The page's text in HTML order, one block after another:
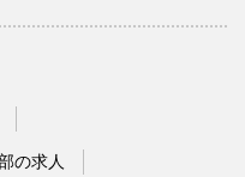
の求人